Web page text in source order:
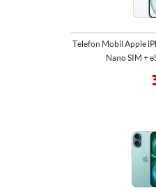
Telefon Mobil Apple
Nano SIM +